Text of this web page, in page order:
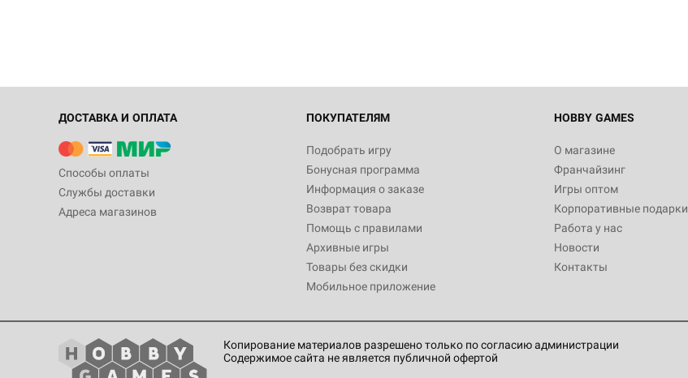
ДОСТАВКА И ОПЛАТА
Способы оплаты
Службы доставки
Адреса магазинов
ПОКУПАТЕЛЯМ
Подобрать игру
Бонусная программа
Информация о заказе
Возврат товара
Помощь с правилами
Архивные игры
Товары без скидки
Мобильное приложение
HOBBY GAMES
О магазине
Франчайзинг
Игры оптом
Корпоративные подарки
Работа у нас
Новости
Контакты
Копирование материалов разрешено только по согласию администрации
Содержимое сайта не является публичной офертой